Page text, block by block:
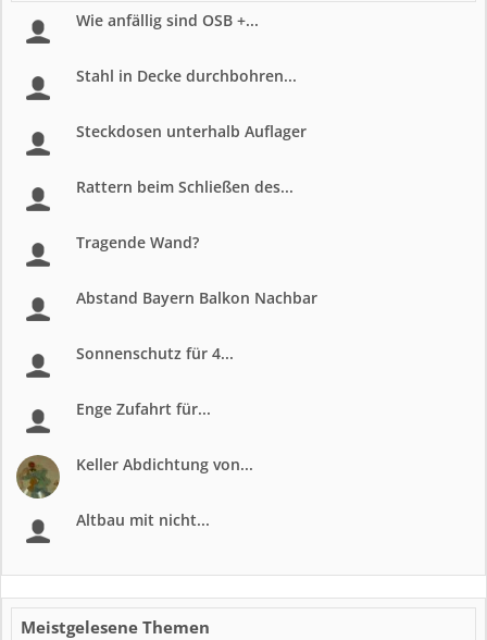
Wie anfällig sind OSB +...
Stahl in Decke durchbohren...
Steckdosen unterhalb Auflager
Rattern beim Schließen des...
Tragende Wand?
Abstand Bayern Balkon Nachbar
Sonnenschutz für 4...
Enge Zufahrt für...
Keller Abdichtung von...
Altbau mit nicht...
Meistgelesene Themen